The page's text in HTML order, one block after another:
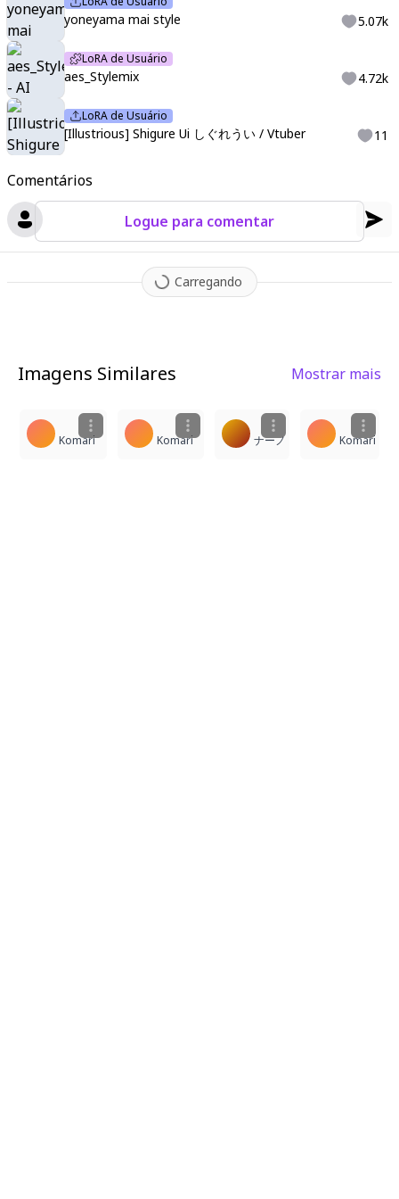
Comentários
Logue para comentar
Carregando
yoneyama mai style 5.07k
LoRA de Usuário
aes_Stylemix 4.72k
LoRA de Usuário
[Illustrious] Shigure Ui しぐれうい / Vtuber 11
Imagens Similares Mostrar mais
Komari Komari ナーノ Komari